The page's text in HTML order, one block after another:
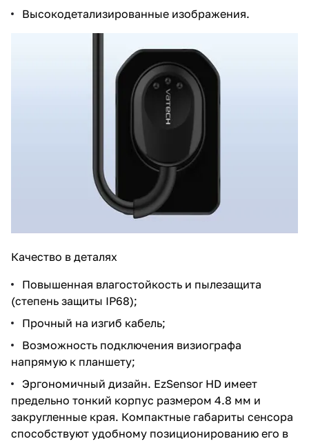
Высокодетализированные изображения.
Качество в деталях
Повышенная влагостойкость и пылезащита
(степень защиты IP68);
Прочный на изгиб кабель;
Возможность подключения визиографа
напрямую к планшету;
Эргономичный дизайн. EzSensor HD имеет
предельно тонкий корпус размером 4.8 мм и
закругленные края. Компактные габариты сенсора
способствуют удобному позиционированию его в